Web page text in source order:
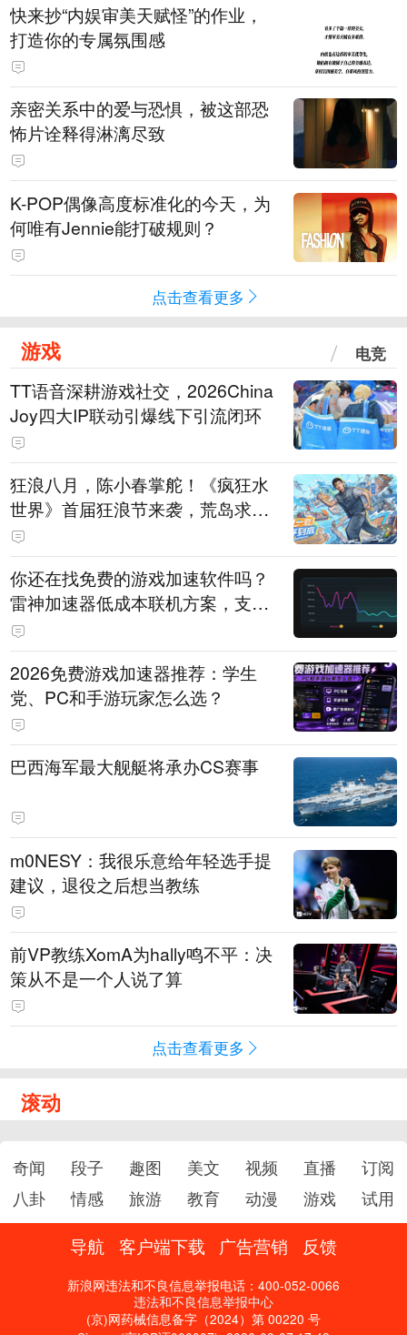
快来抄“内娱审美天赋怪”的作业，
打造你的专属氛围感
亲密关系中的爱与恐惧，被这部恐
怖片诠释得淋漓尽致
K-POP偶像高度标准化的今天，为
何唯有Jennie能打破规则？
点击查看更多
游戏 电竞
TT语音深耕游戏社交，2026China
Joy四大IP联动引爆线下引流闭环
狂浪八月，陈小春掌舵！《疯狂水
世界》首届狂浪节来袭，荒岛求生
直播即将开启
你还在找免费的游戏加速软件吗？
雷神加速器低成本联机方案，支持
免费试用
2026免费游戏加速器推荐：学生
党、PC和手游玩家怎么选？
巴西海军最大舰艇将承办CS赛事
m0NESY：我很乐意给年轻选手提
建议，退役之后想当教练
前VP教练XomA为hally鸣不平：决
策从不是一个人说了算
点击查看更多
滚动
奇闻 段子 趣图 美文 视频 直播
订阅
八卦
情感 旅游 教育 动漫 游戏 试用
导航 客户端下载 广告营销 反馈
新浪网违法和不良信息举报电话：400-052-0066
违法和不良信息举报中心
(京)网药械信息备字（2024）第 00220 号